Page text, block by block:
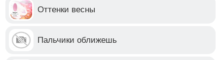
Оттенки весны
Пальчики оближешь